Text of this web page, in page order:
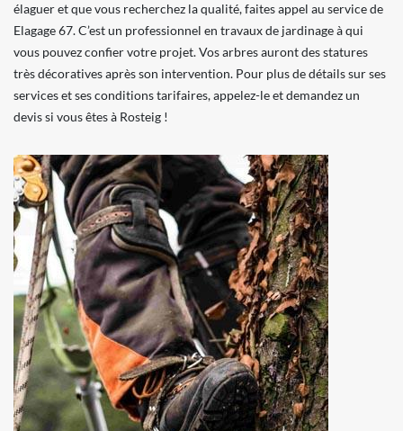
élaguer et que vous recherchez la qualité, faites appel au service de
Elagage 67. C’est un professionnel en travaux de jardinage à qui
vous pouvez confier votre projet. Vos arbres auront des statures
très décoratives après son intervention. Pour plus de détails sur ses
services et ses conditions tarifaires, appelez-le et demandez un
devis si vous êtes à Rosteig !